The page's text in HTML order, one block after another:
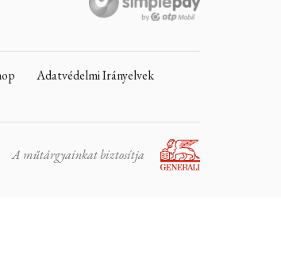
Adatvédelmi Irányelvek
A műtárgyainkat biztosítja